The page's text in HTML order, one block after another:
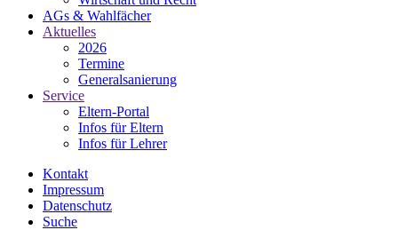
AGs & Wahlfächer
Aktuelles
2026
Termine
Generalsanierung
Service
Eltern-Portal
Infos für Eltern
Infos für Lehrer
Kontakt
Impressum
Datenschutz
Suche